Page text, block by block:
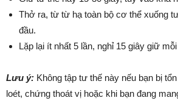
Thở ra, từ từ hạ toàn bộ cơ thể xuống
đầu.
Lặp lại ít nhất 5 lần, nghỉ 15 giây giữ
Lưu ý: Không tập tư thế này nếu bạn bị
loét, chứng thoát vị hoặc khi bạn đang